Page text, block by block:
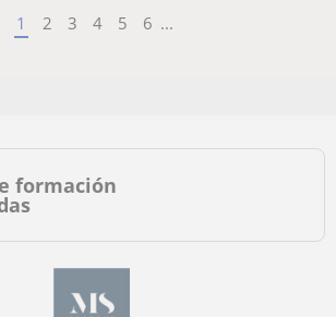
1 2 3 4 5 6 ...
formación